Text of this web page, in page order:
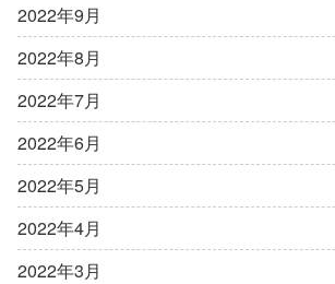
2022年9月
2022年8月
2022年7月
2022年6月
2022年5月
2022年4月
2022年3月